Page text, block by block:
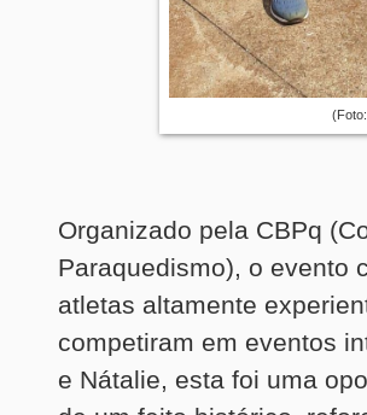
Organizado pela CBPq
Paraquedismo), o evento
atletas altamente
competiram em eventos
e Nátalie, esta foi uma